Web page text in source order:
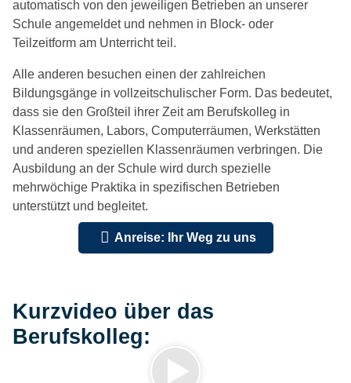
automatisch von den jeweiligen Betrieben an unserer
Schule angemeldet und nehmen in Block- oder
Teilzeitform am Unterricht teil.
Alle anderen besuchen einen der zahlreichen
Bildungsgänge in vollzeitschulischer Form. Das bedeutet,
dass sie den Großteil ihrer Zeit am Berufskolleg in
Klassenräumen, Labors, Computerräumen, Werkstätten
und anderen speziellen Klassenräumen verbringen. Die
Ausbildung an der Schule wird durch spezielle
mehrwöchige Praktika in spezifischen Betrieben
unterstützt und begleitet.
Anreise: Ihr Weg zu uns
Kurzvideo über das
Berufskolleg: